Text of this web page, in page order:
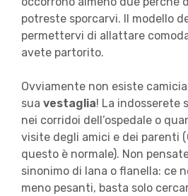
potreste sporcarvi. Il modello
permettervi di allattare
avete partorito.
Ovviamente non esiste
sua vestaglia! La indosserete
nei corridoi dell’ospedale o
visite degli amici e dei parenti
questo è normale). Non
sinonimo di lana o flanella: ce
meno pesanti, basta solo